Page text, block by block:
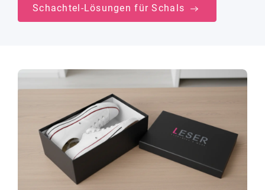
Schachtel-Lösungen für Schals